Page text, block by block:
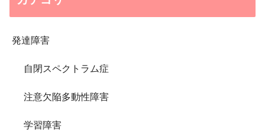
発達障害
自閉スペクトラム症
注意欠陥多動性障害
学習障害